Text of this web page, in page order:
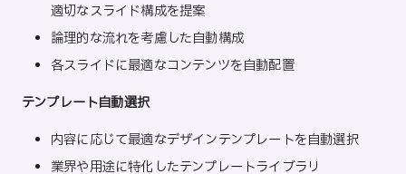
適切なスライド構成を提案
論理的な流れを考慮した自動構成
各スライドに最適なコンテンツを自動配置
テンプレート自動選択
内容に応じて最適なデザインテンプレートを自動選択
業界や用途に特化したテンプレートライブラリ